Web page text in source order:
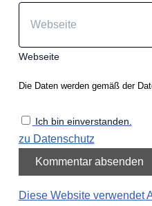
Webseite
Die Daten werden gemäß der
Ich bin einverstanden.
zu Datenschutz
Diese Website verwendet